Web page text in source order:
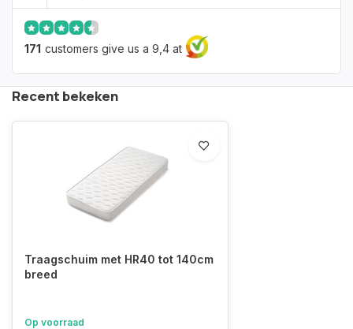
171 customers give us a 9,4 at
Recent bekeken
Traagschuim met HR40 tot 140cm
breed
Op voorraad